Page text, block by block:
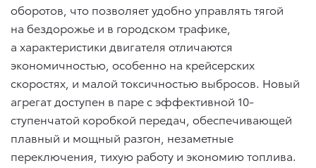
оборотов, что позволяет удобно управлять тягой
на бездорожье и в городском трафике,
а характеристики двигателя отличаются
экономичностью, особенно на крейсерских
скоростях, и малой токсичностью выбросов. Новый
агрегат доступен в паре с эффективной 10-
ступенчатой коробкой передач, обеспечивающей
плавный и мощный разгон, незаметные
переключения, тихую работу и экономию топлива.